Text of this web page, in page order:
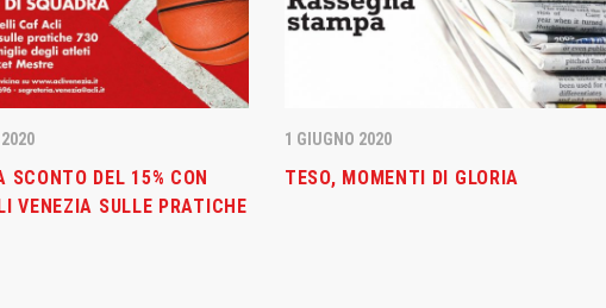
SCONTO DEL 15% CON
VENEZIA SULLE PRATICHE
1 GIUGNO 2020
TESO, MOMENTI DI GLORIA
d’eccezione per il
italiana in